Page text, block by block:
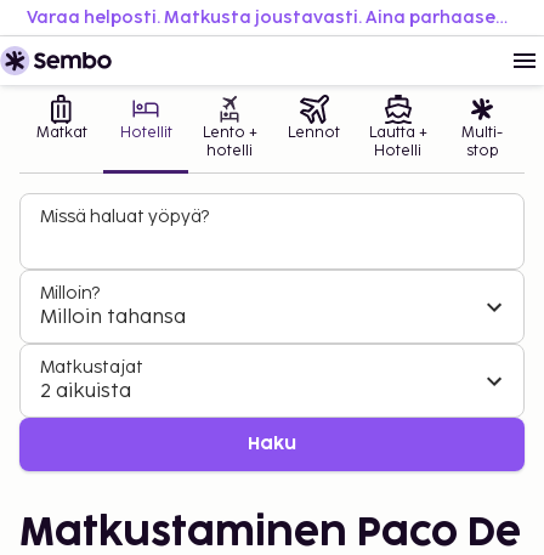
Varaa helposti. Matkusta joustavasti. Aina parhaaseen hintaan.
Matkat Hotellit
Lento +
hotelli
Lennot
Lautta +
Hotelli
Multi-
stop
Missä haluat yöpyä?
Milloin?
Milloin tahansa
Matkustajat
2 aikuista
Haku
Matkustaminen Paco De